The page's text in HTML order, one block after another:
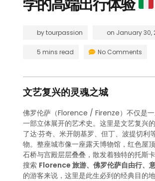
学的高端出行体验
bytourpassion on January 30,
5 mins read No Comments
文艺复兴的灵魂之城
佛罗伦萨（Florence / Firenze）不仅是
一部立体展开的艺术史。这里是文艺复兴
了达·芬奇、米开朗基罗、但丁、波提切利
物。整座城市像一座露天博物馆，红色屋顶
石桥与宫殿层层叠叠，散发着独特的托斯
搜索 Florence 旅游、佛罗伦萨自由行、
的游客来说，这里是此生必到的经典目的地